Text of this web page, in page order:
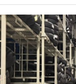
er olje og gass den
marine. Den store
gass gjorde at
en dedikert olje og
kobler HYDAC i Norge
annet HYDAC i USA,
Malaysia – som alle